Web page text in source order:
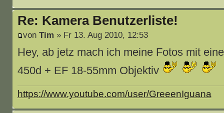
Re: Kamera Benutzerliste!
von Tim » Fr 13. Aug 2010, 12:53
Hey, ab jetz mach ich meine Fotos mit
450d + EF 18-55mm Objektiv
https://www.youtube.com/user/GreeenIguana